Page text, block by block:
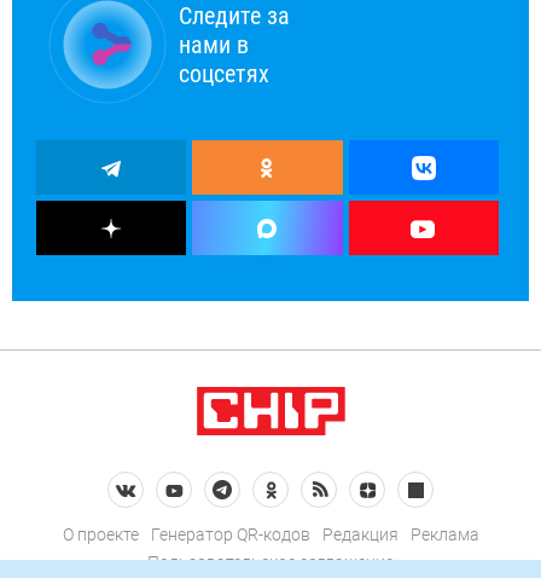
Следите за
нами в
соцсетях
О проекте Генератор QR-кодов Редакция
Реклама
Пользовательское соглашение